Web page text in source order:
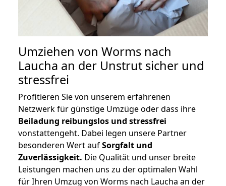
Umziehen von Worms nach
Laucha an der Unstrut sicher und
stressfrei
Profitieren Sie von unserem erfahrenen
Netzwerk für günstige Umzüge oder dass ihre
Beiladung reibungslos und stressfrei
vonstattengeht. Dabei legen unsere Partner
besonderen Wert aufSorgfalt und
Zuverlässigkeit. Die Qualität und unser breite
Leistungen machen uns zu der optimalen Wahl
für Ihren Umzug von Worms nach Laucha an der